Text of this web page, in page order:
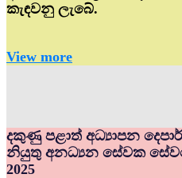
කැඳවනු ලැබේ.
View more
දකුණු පළාත් අධ්‍යාපන
නියුතු අනධ්‍යන සේවක
2025